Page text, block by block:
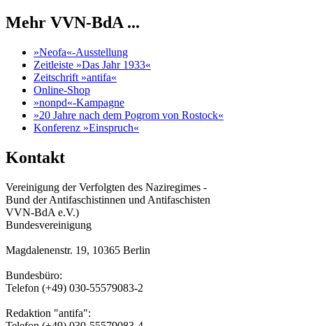
Mehr VVN-BdA ...
»Neofa«-Ausstellung
Zeitleiste »Das Jahr 1933«
Zeitschrift »antifa«
Online-Shop
»nonpd«-Kampagne
»20 Jahre nach dem Pogrom von Rostock«
Konferenz »Einspruch«
Kontakt
Vereinigung der Verfolgten des Naziregimes -
Bund der Antifaschistinnen und Antifaschisten
VVN-BdA e.V.)
Bundesvereinigung
Magdalenenstr. 19, 10365 Berlin
Bundesbüro:
Telefon (+49) 030-55579083-2
Redaktion "antifa":